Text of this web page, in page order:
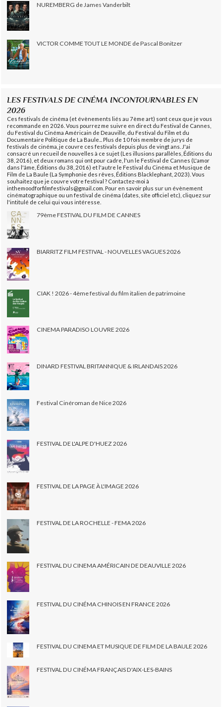
NUREMBERG de James Vanderbilt
VICTOR COMME TOUT LE MONDE de Pascal Bonitzer
LES FESTIVALS DE CINÉMA INCONTOURNABLES EN
2026
Ces festivals de cinéma (et évènements liés au 7ème art) sont ceux que je vous
recommande en 2026. Vous pourrez me suivre en direct du Festival de Cannes,
du Festival du Cinéma Américain de Deauville, du Festival du Film et du
Documentaire Politique de La Baule... Plus de 10 fois membre de jurys de
festivals de cinéma, je couvre ces festivals depuis plus de vingt ans. J'ai
consacré un recueil de nouvelles à ce sujet (Les illusions parallèles, Éditions du
38, 2016), et deux romans qui ont pour cadre, l'un le Festival de Cannes (L'amor
dans l'âme, Éditions du 38, 2016) et l'autre le Festival du Cinéma et Musique de
Film de La Baule (La Symphonie des rêves, Éditions Blacklephant, 2023). Vous
souhaitez que je couvre votre festival ? Contactez-moi à
inthemoodforfilmfestivals@gmail.com. Pour en savoir plus sur un évènement
cinématographique ou un festival de cinéma (dates, site officiel etc), cliquez sur
l'intitulé de celui qui vous intéresse.
79ème FESTIVAL DU FILM DE CANNES
BIARRITZ FILM FESTIVAL - NOUVELLES VAGUES 2026
CIAK ! 2026 - 4ème festival du film italien de patrimoine
CINEMA PARADISO LOUVRE 2026
DINARD FESTIVAL BRITANNIQUE & IRLANDAIS 2026
Festival Cinéroman de Nice 2026
FESTIVAL DE L'ALPE D'HUEZ 2026
FESTIVAL DE LA PAGE À L'IMAGE 2026
FESTIVAL DE LA ROCHELLE - FEMA 2026
FESTIVAL DU CINEMA AMÉRICAIN DE DEAUVILLE 2026
FESTIVAL DU CINÉMA CHINOIS EN FRANCE 2026
FESTIVAL DU CINEMA ET MUSIQUE DE FILM DE LA BAULE 2026
FESTIVAL DU CINÉMA FRANÇAIS D'AIX-LES-BAINS